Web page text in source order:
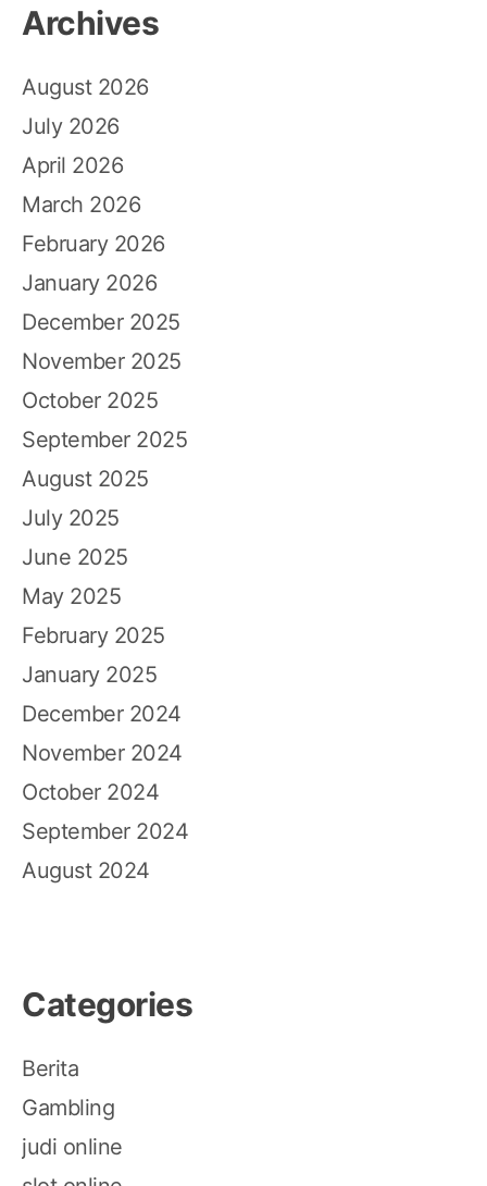
Archives
August 2026
July 2026
April 2026
March 2026
February 2026
January 2026
December 2025
November 2025
October 2025
September 2025
August 2025
July 2025
June 2025
May 2025
February 2025
January 2025
December 2024
November 2024
October 2024
September 2024
August 2024
Categories
Berita
Gambling
judi online